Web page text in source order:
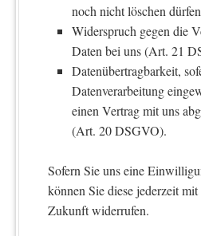
noch nicht löschen
Widerspruch gegen die
Daten bei uns (Art. 21
Datenübertragbarkeit,
Datenverarbeitung
einen Vertrag mit uns
(Art. 20 DSGVO).
Sofern Sie uns eine
können Sie diese jederzeit
Zukunft widerrufen.